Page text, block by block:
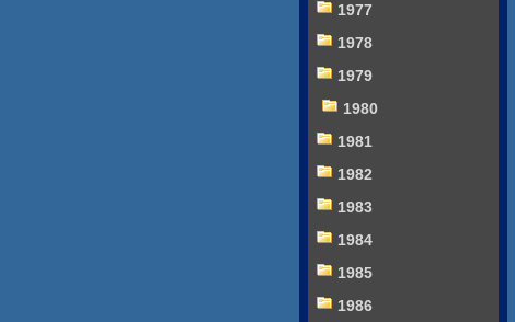
1977
1978
1979
1980
1981
1982
1983
1984
1985
1986